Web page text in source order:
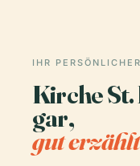
IHR
Kirche St.
gar,
gut